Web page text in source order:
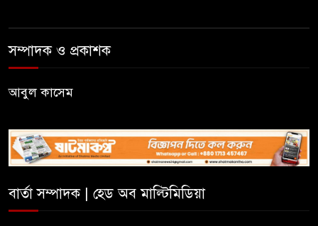
সম্পাদক ও প্রকাশক
আবুল কাসেম
বার্তা সম্পাদক | হেড অব মাল্টিমিডিয়া